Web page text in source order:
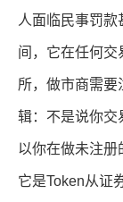
人面临民事罚
间，它在任何
所，做市商需
辑：不是说你交
以你在做未注
它是Token从证